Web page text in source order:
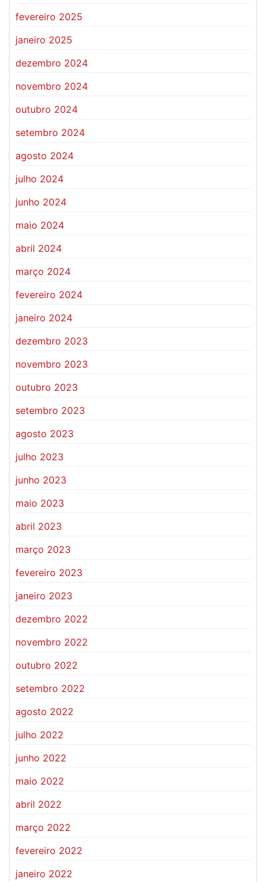
fevereiro 2025
janeiro 2025
dezembro 2024
novembro 2024
outubro 2024
setembro 2024
agosto 2024
julho 2024
junho 2024
maio 2024
abril 2024
março 2024
fevereiro 2024
janeiro 2024
dezembro 2023
novembro 2023
outubro 2023
setembro 2023
agosto 2023
julho 2023
junho 2023
maio 2023
abril 2023
março 2023
fevereiro 2023
janeiro 2023
dezembro 2022
novembro 2022
outubro 2022
setembro 2022
agosto 2022
julho 2022
junho 2022
maio 2022
abril 2022
março 2022
fevereiro 2022
janeiro 2022